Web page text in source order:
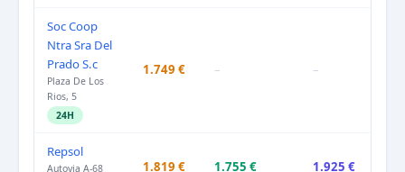
Soc Coop
Ntra Sra Del
Prado S.c
Plaza De Los
Rios, 5
24H
1.749 € – –
Repsol
Autovia A-68
1.819 € 1.755 € 1.925 €